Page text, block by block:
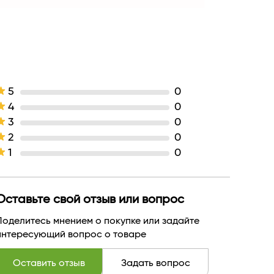
Арвитекс
РОССИЯ
5
0
4
0
3
0
2
0
1
0
свой отзыв или вопрос
мнением о покупке или задайте
вопрос о товаре
Оставить отзыв Задать вопрос